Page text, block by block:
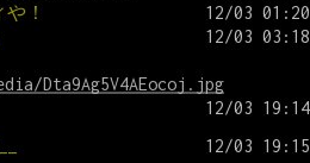
！
Dta9Ag5V4AEocoj.jpg